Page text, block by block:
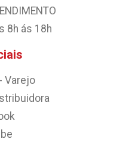
8h ás 18h
Varejo